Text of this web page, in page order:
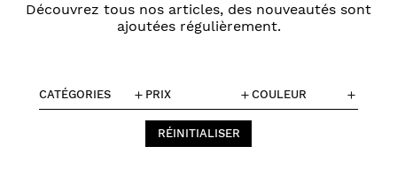
Découvrez tous nos articles, des nouveautés sont
ajoutées régulièrement.
CATÉGORIES PRIX COULEUR
RÉINITIALISER